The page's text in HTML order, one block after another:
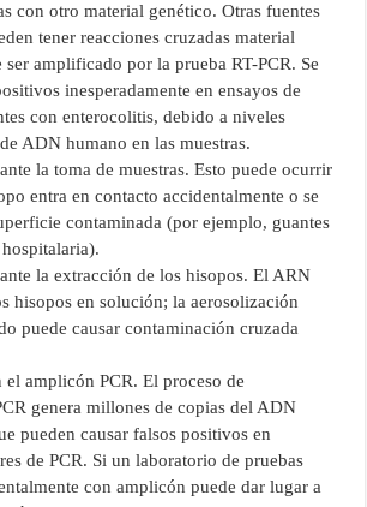
con otro material genético. Otras fuentes
tener reacciones cruzadas material
ser amplificado por la prueba RT-PCR. Se
inesperadamente en ensayos de
con enterocolitis, debido a niveles
ADN humano en las muestras.
la toma de muestras. Esto puede ocurrir
entra en contacto accidentalmente o se
contaminada (por ejemplo, guantes
la extracción de los hisopos. El ARN
hisopos en solución; la aerosolización
puede causar contaminación cruzada
amplicón PCR. El proceso de
genera millones de copias del ADN
pueden causar falsos positivos en
de PCR. Si un laboratorio de pruebas
con amplicón puede dar lugar a